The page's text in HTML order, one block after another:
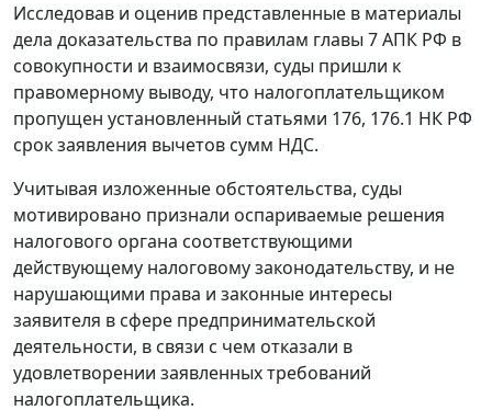
Исследовав и оценив представленные в материалы
дела доказательства по правилам главы 7 АПК РФ в
совокупности и взаимосвязи, суды пришли к
правомерному выводу, что налогоплательщиком
пропущен установленный статьями 176, 176.1 НК РФ
срок заявления вычетов сумм НДС.
Учитывая изложенные обстоятельства, суды
мотивировано признали оспариваемые решения
налогового органа соответствующими
действующему налоговому законодательству, и не
нарушающими права и законные интересы
заявителя в сфере предпринимательской
деятельности, в связи с чем отказали в
удовлетворении заявленных требований
налогоплательщика.